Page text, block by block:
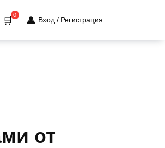
0
Вход / Регистрация
от